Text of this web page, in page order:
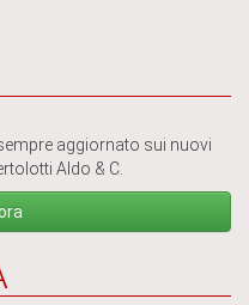
aggiornato sui nuovi
Aldo & C.